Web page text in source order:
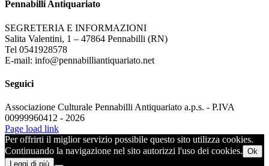
Pennabilli Antiquariato
SEGRETERIA E INFORMAZIONI
Salita Valentini, 1 – 47864 Pennabilli (RN)
Tel 0541928578
E-mail: info@pennabilliantiquariato.net
Seguici
Associazione Culturale Pennabilli Antiquariato a.p.s. - P.IVA
00999960412 - 2026
Page load link
Per offrirti il miglior servizio possibile questo sito utilizza cookies.
Continuando la navigazione nel sito autorizzi l'uso dei cookies. Ok
Leggi di più